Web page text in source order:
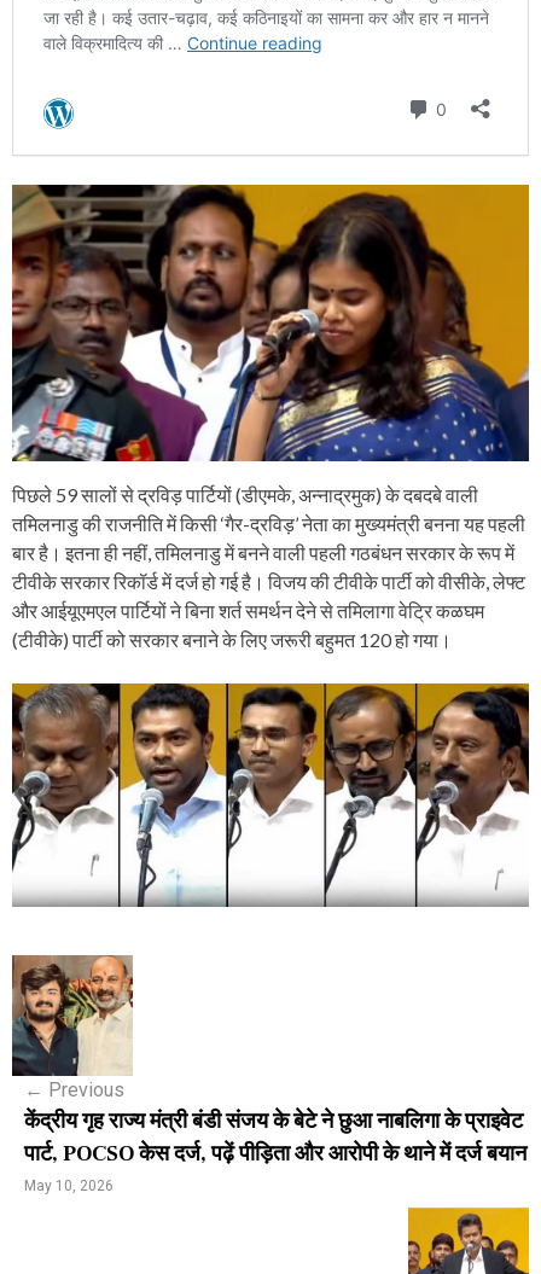
पिछले 59 सालों से द्रविड़ पार्टियों (डीएमके, अन्नाद्रमुक) के दबदबे वाली
तमिलनाडु की राजनीति में किसी ‘गैर-द्रविड़’ नेता का मुख्यमंत्री बनना यह पहली
बार है। इतना ही नहीं, तमिलनाडु में बनने वाली पहली गठबंधन सरकार के रूप में
टीवीके सरकार रिकॉर्ड में दर्ज हो गई है। विजय की टीवीके पार्टी को वीसीके, लेफ्ट
और आईयूएमएल पार्टियों ने बिना शर्त समर्थन देने से तमिलागा वेट्रि कळघम
(टीवीके) पार्टी को सरकार बनाने के लिए जरूरी बहुमत 120 हो गया।
P
o
s
n
a
← Previous
केंद्रीय गृह राज्य मंत्री बंडी संजय के बेटे ने छुआ नाबलिगा के प्राइवेट
पार्ट, POCSO केस दर्ज, पढ़ें पीड़िता और आरोपी के थाने में दर्ज बयान
May 10, 2026